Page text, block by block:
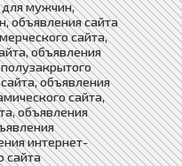
для мужчин,
объявления сайта
сайта,
объявления
объявления
сайта,
объявления
интернет-
сайта